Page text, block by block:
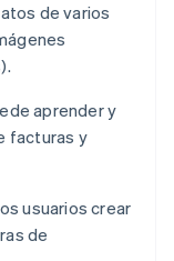
de varios
aprender y
facturas y
usuarios crear
de